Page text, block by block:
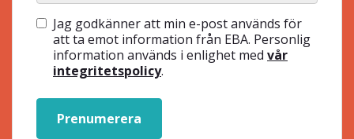
Jag godkänner att min e-post används för
att ta emot information från EBA. Personlig
information används i enlighet med vår
integritetspolicy.
Prenumerera